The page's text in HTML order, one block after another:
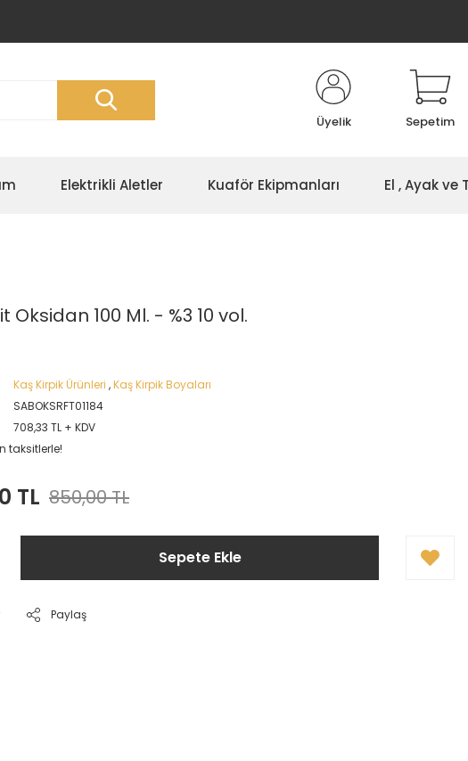
Üyelik Sepetim
Elektrikli Aletler Kuaför Ekipmanları El , Ayak ve
Oksidan 100 Ml. - %3 10 vol.
Kaş Kirpik Ürünleri ,Kaş Kirpik Boyaları
SABOKSRFT01184
708,33 TL + KDV
taksitlerle!
TL 850,00 TL
Sepete Ekle
Paylaş